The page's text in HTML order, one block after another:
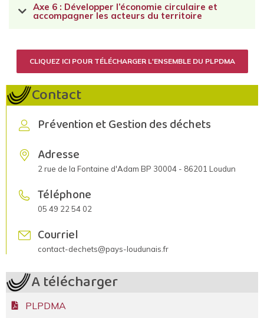
Axe 6 : Développer l’économie circulaire et
accompagner les acteurs du territoire
CLIQUEZ ICI POUR TÉLÉCHARGER L'ENSEMBLE DU PLPDMA
Contact
Prévention et Gestion des déchets
Adresse
2 rue de la Fontaine d'Adam BP 30004 - 86201 Loudun
Téléphone
05 49 22 54 02
Courriel
contact-dechets@pays-loudunais.fr
A télécharger
PLPDMA